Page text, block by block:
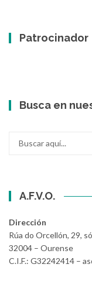
Patrocinador
Busca en
A.F.V.O.
Dirección
Rúa do Orcellón, 29,
32004 – Ourense
C.I.F.: G32242414 –